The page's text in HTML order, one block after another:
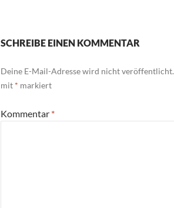
SCHREIBE EINEN KOMMENTAR
Deine E-Mail-Adresse wird nicht veröffentlicht.
mit * markiert
Kommentar *